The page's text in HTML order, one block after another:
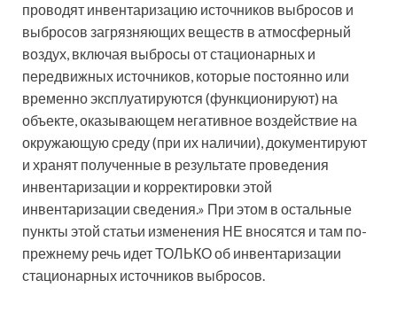
проводят инвентаризацию источников выбросов и
выбросов загрязняющих веществ в атмосферный
воздух, включая выбросы от стационарных и
передвижных источников, которые постоянно или
временно эксплуатируются (функционируют) на
объекте, оказывающем негативное воздействие на
окружающую среду (при их наличии), документируют
и хранят полученные в результате проведения
инвентаризации и корректировки этой
инвентаризации сведения.» При этом в остальные
пункты этой статьи изменения НЕ вносятся и там по-
прежнему речь идет ТОЛЬКО об инвентаризации
стационарных источников выбросов.